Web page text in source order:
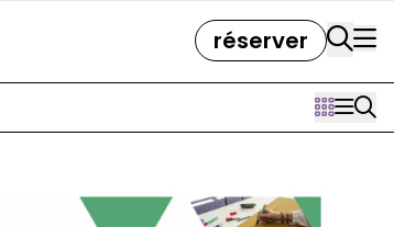
réserver